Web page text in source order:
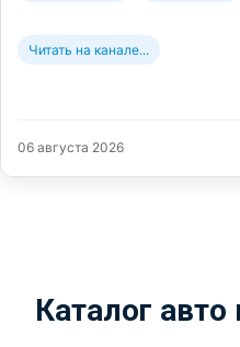
Читать на канале...
06 августа 2026
Каталог